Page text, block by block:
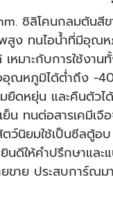
ซิลิโคนกลมตันสี
ง ทนไอน้ำที่มีอุณห
หมาะกับการใช้งาน
อุณหภูมิได้ต่ำถึง -
ยืดหยุ่น และคืนตัว
ย็น ทนต่อสารเคมีเ
ว์นิยมใช้เป็นซีลตู้อ
ดีให้คำปรึกษาและแ
ขาย ประสบการ์ณ